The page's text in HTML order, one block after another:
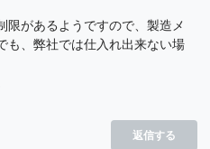
限があるようですので、製造メ
も、弊社では仕入れ出来ない場
返信する